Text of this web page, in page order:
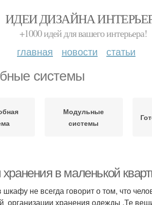
ИДЕИ ДИЗАЙНА
+1000 идей для вашего интерьера!
главная новости статьи
системы
Модульные
системы
в маленькой
шкафу не всегда говорит о том, что
организации хранения одежды .Те